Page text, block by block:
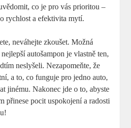
co je pro vás prioritou –
rychlost a efektivita mytí.
neváhejte zkoušet. Možná
autošampon je vlastně ten,
neslyšeli. Nezapomeňte, že
a to, co funguje pro jedno auto,
jinému. Nakonec jde o to, abyste
přinese pocit uspokojení a radosti